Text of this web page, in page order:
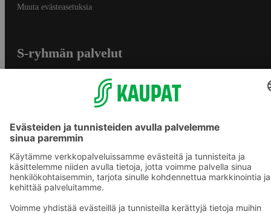
Muuta evästeasetuksia
S-ryhmän palvelut
S-ostoslista -sovellus
Prisma.fi
Sokos.fi
S-Pankki
Yhteishyvä
Sokos Hotels
Raflaamo